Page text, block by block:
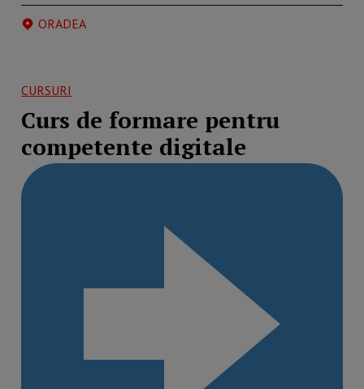
ORADEA
CURSURI
Curs de formare pentru
competente digitale